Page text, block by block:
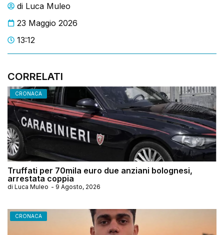
di Luca Muleo
23 Maggio 2026
13:12
CORRELATI
CRONACA
Truffati per 70mila euro due anziani bolognesi,
arrestata coppia
di Luca Muleo - 9 Agosto, 2026
CRONACA